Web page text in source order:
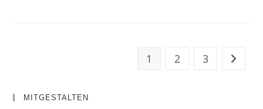
1 2 3 Zur
MITGESTALTEN